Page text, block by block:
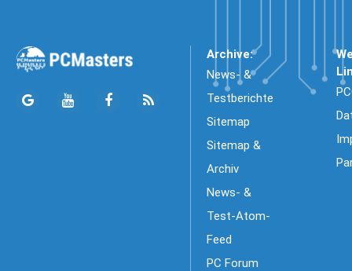
Archive:
News- &
Testberichte
Sitemap
Sitemap &
Archiv
News- &
Test-Atom-
Feed
PC Forum